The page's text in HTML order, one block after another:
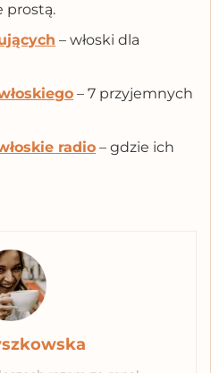
prostą.
– włoski dla
– 7 przyjemnych
radio – gdzie ich